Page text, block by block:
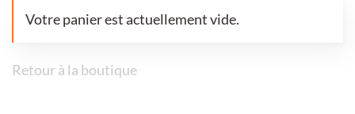
Votre panier est actuellement vide.
Retour à la boutique